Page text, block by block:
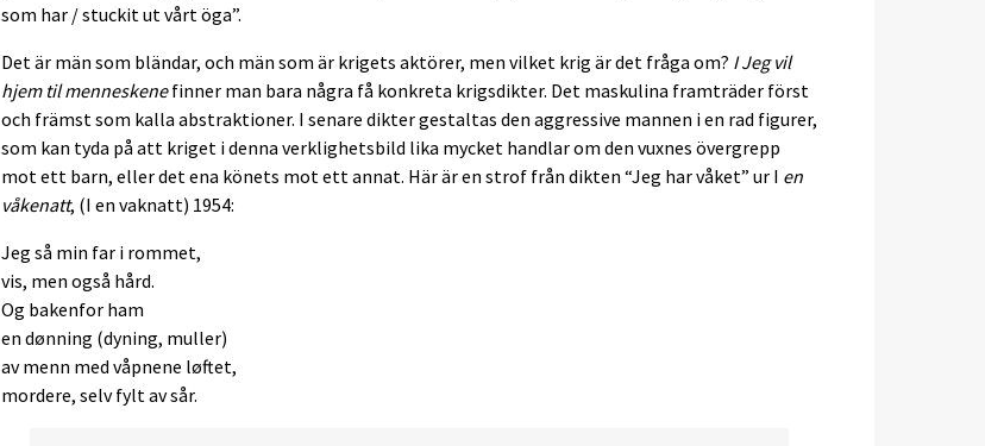
som har / stuckit ut vårt öga”.
Det är män som bländar, och män som är krigets aktörer, men vilket krig är det fråga om? I Jeg vil
hjem til menneskenefinner man bara några få konkreta krigsdikter. Det maskulina framträder först
och främst som kalla abstraktioner. I senare dikter gestaltas den aggressive mannen i en rad figurer,
som kan tyda på att kriget i denna verklighetsbild lika mycket handlar om den vuxnes övergrepp
mot ett barn, eller det ena könets mot ett annat. Här är en strof från dikten “Jeg har våket” ur I en
våkenatt, (I en vaknatt) 1954:
Jeg så min far i rommet,
vis, men også hård.
Og bakenfor ham
en dønning (dyning, muller)
av menn med våpnene løftet,
mordere, selv fylt av sår.